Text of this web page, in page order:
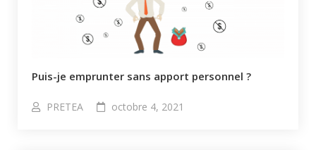
Puis-je emprunter sans apport personnel ?​
PRETEA octobre 4, 2021